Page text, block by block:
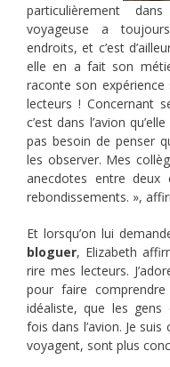
particulièrement
voyageuse a
endroits, et c’est
elle en a fait son
raconte son
lecteurs ! Concernant
c’est dans l’avion
pas besoin de penser
les observer. Mes
anecdotes entre
rebondissements. »,
Et lorsqu’on lui
bloguer, Elizabeth
rire mes lecteurs.
pour faire
idéaliste, que les gens
fois dans l’avion. Je
voyagent, sont plus